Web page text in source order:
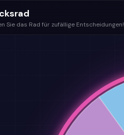
Sie das Rad für zufällige Entscheidungen!